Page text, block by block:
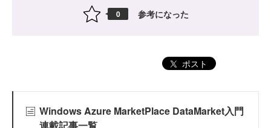
0 参考になった
ポスト
Windows Azure MarketPlace DataMarket入門